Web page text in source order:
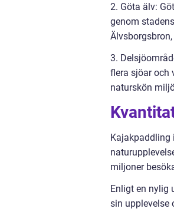
2. Göta älv:
genom
3.
flera sjöar och
naturskön
Kajakpaddling
miljoner
Enligt en nylig
sin upplevelse